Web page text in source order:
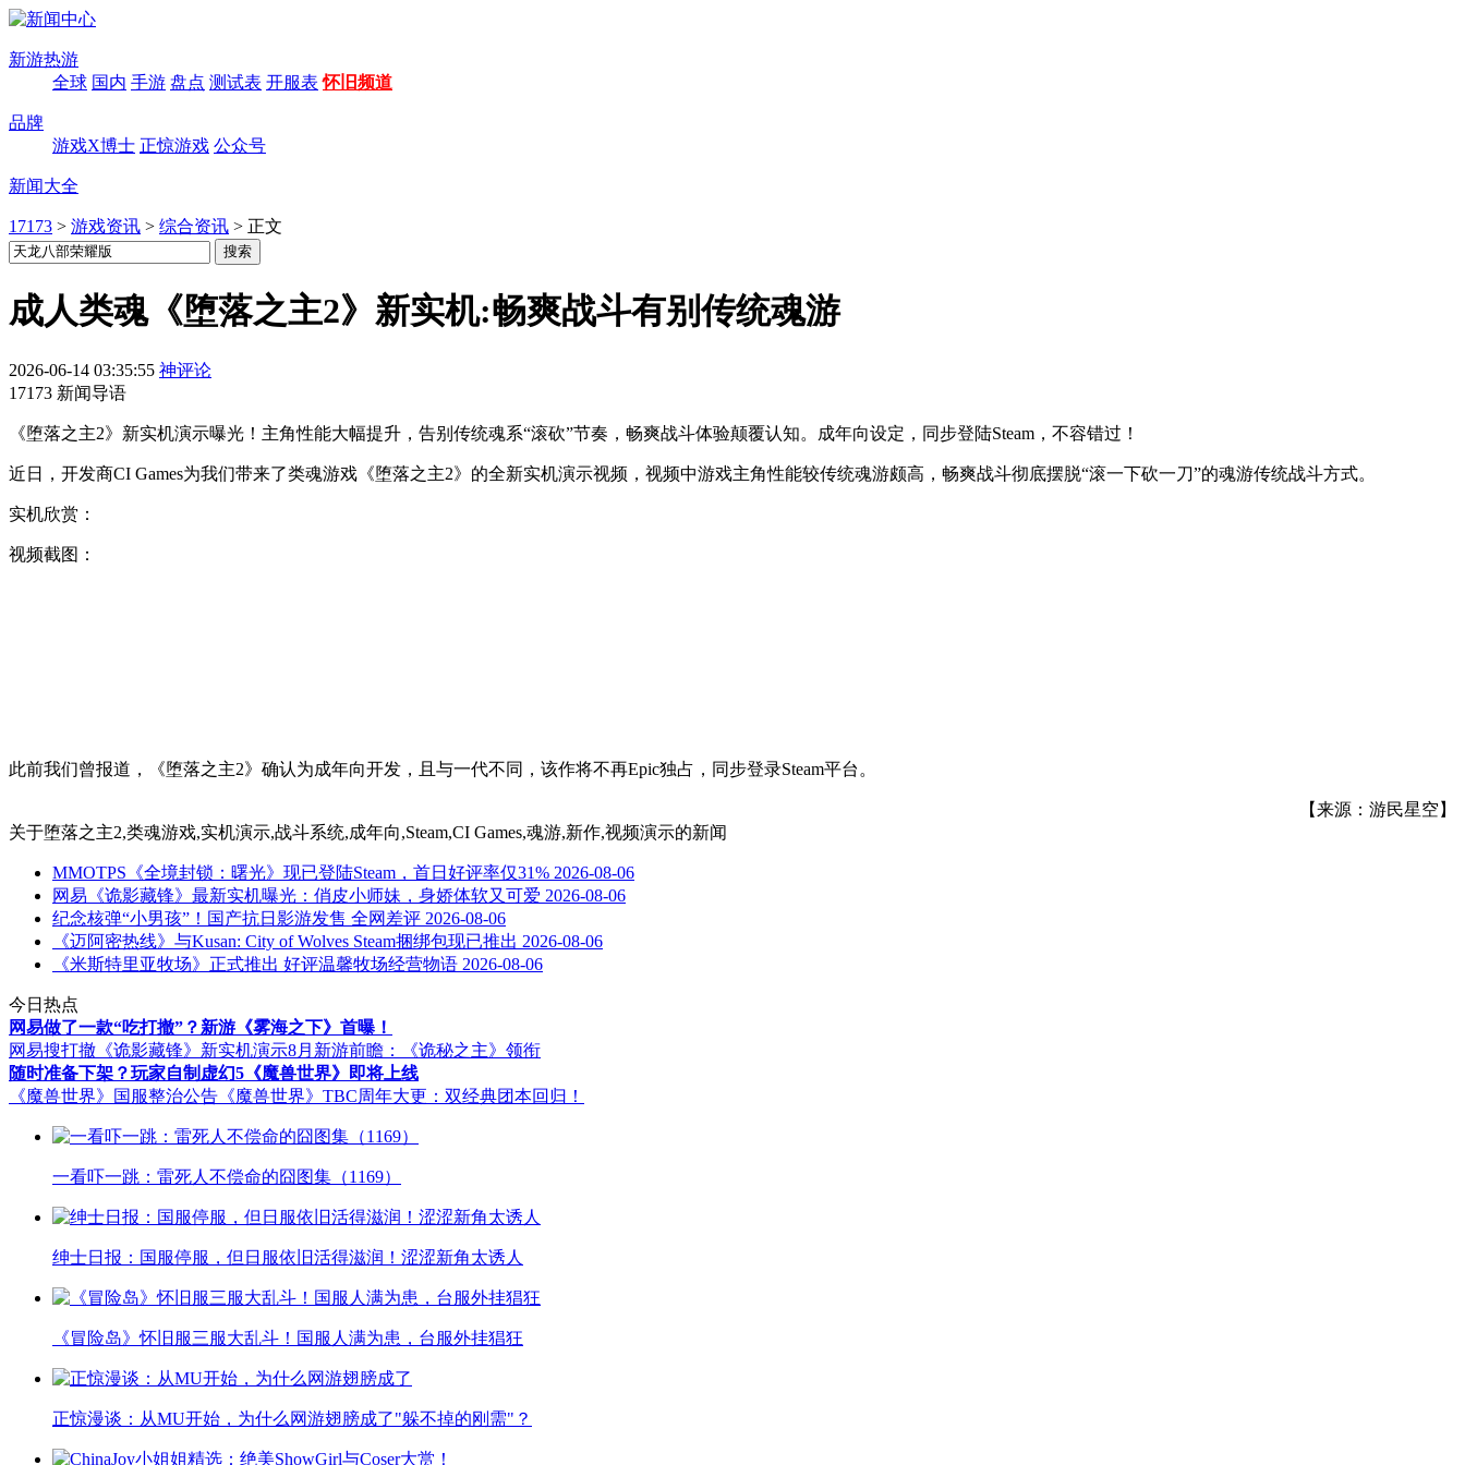
新游热游
全球 国内 手游 盘点 测试表 开服表 怀旧频道
品牌
游戏X博士 正惊游戏 公众号
新闻大全
17173 > 游戏资讯 > 综合资讯 > 正文
成人类魂《堕落之主2》新实机:畅爽战斗有别传统魂游
2026-06-14 03:35:55 神评论
17173 新闻导语
《堕落之主2》新实机演示曝光！主角性能大幅提升，告别传统魂系“滚砍”节奏，畅爽战斗体验颠覆认知。成年向设定，同步登陆Steam，不容错过！
近日，开发商CI Games为我们带来了类魂游戏《堕落之主2》的全新实机演示视频，视频中游戏主角性能较传统魂游颇高，畅爽战斗彻底摆脱“滚一下砍一刀”的魂游传统战斗方式。
实机欣赏：
视频截图：
此前我们曾报道，《堕落之主2》确认为成年向开发，且与一代不同，该作将不再Epic独占，同步登录Steam平台。
【来源：游民星空】
关于堕落之主2,类魂游戏,实机演示,战斗系统,成年向,Steam,CI Games,魂游,新作,视频演示的新闻
MMOTPS《全境封锁：曙光》现已登陆Steam，首日好评率仅31% 2026-08-06
网易《诡影藏锋》最新实机曝光：俏皮小师妹，身娇体软又可爱 2026-08-06
纪念核弹“小男孩”！国产抗日影游发售 全网差评 2026-08-06
《迈阿密热线》与Kusan: City of Wolves Steam捆绑包现已推出 2026-08-06
《米斯特里亚牧场》正式推出 好评温馨牧场经营物语 2026-08-06
今日热点
网易做了一款“吃打撤”？新游《雾海之下》首曝！
网易搜打撤《诡影藏锋》新实机演示8月新游前瞻：《诡秘之主》领衔
随时准备下架？玩家自制虚幻5《魔兽世界》即将上线
《魔兽世界》国服整治公告 《魔兽世界》TBC周年大更：双经典团本回归！
一看吓一跳：雷死人不偿命的囧图集（1169）
绅士日报：国服停服，但日服依旧活得滋润！涩涩新角太诱人
《冒险岛》怀旧服三服大乱斗！国服人满为患，台服外挂猖狂
正惊漫谈：从MU开始，为什么网游翅膀成了"躲不掉的刚需"？